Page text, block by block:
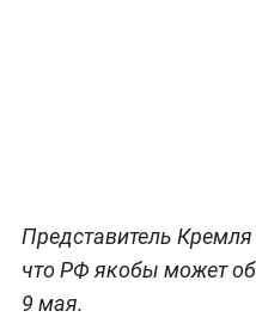
Представитель
что РФ якобы может
9 мая.